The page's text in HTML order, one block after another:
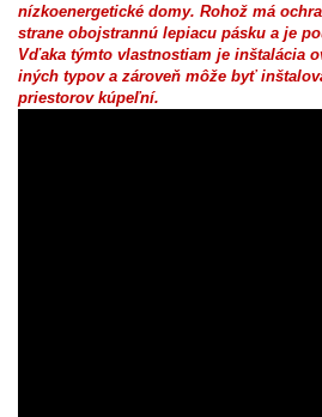
nízkoenergetické domy. Rohož má
strane obojstrannú lepiacu pásku a je
Vďaka týmto vlastnostiam je inštalácia
iných typov a zároveň môže byť
priestorov kúpeľní.